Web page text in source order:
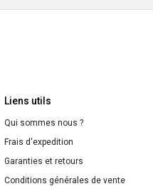
Liens utils
Qui sommes nous ?
Frais d'expedition
Garanties et retours
Conditions générales de vente